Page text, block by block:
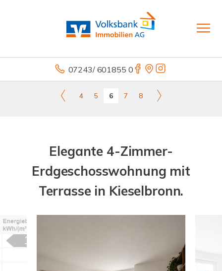
07243/ 601855 0
4 5 6 7 8
Elegante 4-Zimmer-
Erdgeschosswohnung mit
Terrasse in Kieselbronn.